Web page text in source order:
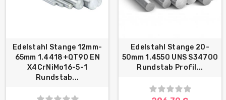
Edelstahl Stange 12mm-
65mm 1.4418+QT90 EN
X4CrNiMo16-5-1
Rundstab...
Edelstahl Stange 20-
50mm 1.4550 UNS S34700
Rundstab Profil...